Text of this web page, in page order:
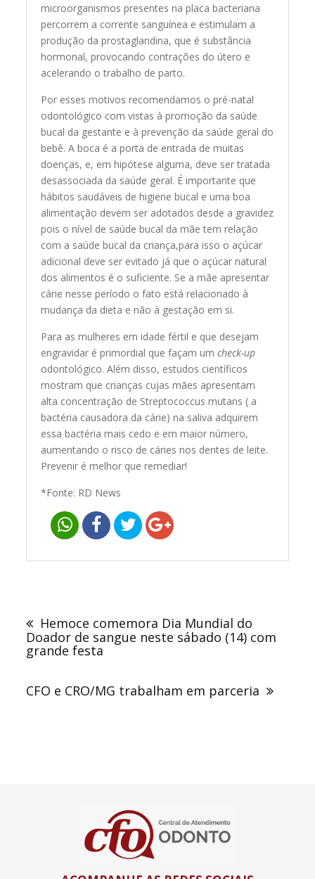
microorganismos presentes na placa bacteriana
percorrem a corrente sanguínea e estimulam a
produção da prostaglandina, que é substância
hormonal, provocando contrações do útero e
acelerando o trabalho de parto.
Por esses motivos recomendamos o pré-natal
odontológico com vistas à promoção da saúde
bucal da gestante e à prevenção da saúde geral do
bebê. A boca é a porta de entrada de muitas
doenças, e, em hipótese alguma, deve ser tratada
desassociada da saúde geral. É importante que
hábitos saudáveis de higiene bucal e uma boa
alimentação devem ser adotados desde a gravidez
pois o nível de saúde bucal da mãe tem relação
com a saúde bucal da criança,para isso o açúcar
adicional deve ser evitado já que o açúcar natural
dos alimentos é o suficiente. Se a mãe apresentar
cárie nesse período o fato está relacionado à
mudança da dieta e não à gestação em si.
Para as mulheres em idade fértil e que desejam
engravidar é primordial que façam umcheck-up
odontológico. Além disso, estudos científicos
mostram que crianças cujas mães apresentam
alta concentração de Streptococcus mutans ( a
bactéria causadora da cárie) na saliva adquirem
essa bactéria mais cedo e em maior número,
aumentando o risco de cáries nos dentes de leite.
Prevenir é melhor que remediar!
*Fonte: RD News
PostHemoce comemora Dia Mundial do
Doador de sangue neste sábado (14) com
grande festa
CFO e CRO/MG trabalham em parceria